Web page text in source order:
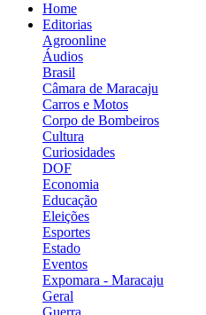
Home
Editorias
Agroonline
Áudios
Brasil
Câmara de Maracaju
Carros e Motos
Corpo de Bombeiros
Cultura
Curiosidades
DOF
Economia
Educação
Eleições
Esportes
Estado
Eventos
Expomara - Maracaju
Geral
Guerra